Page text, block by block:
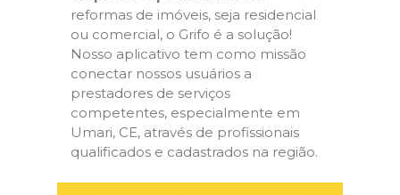
reformas de imóveis, seja residencial
ou comercial, o Grifo é a solução!
Nosso aplicativo tem como missão
conectar nossos usuários a
prestadores de serviços
competentes, especialmente em
Umari, CE, através de profissionais
qualificados e cadastrados na região.